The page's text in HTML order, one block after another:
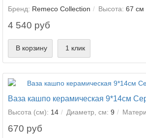
Бренд: Remeco Collection Высота: 67 см
4 540 руб
В корзину 1 клик
Ваза кашпо керамическая 9*14см
Высота (см): 14 Диаметр, см: 9
670 руб